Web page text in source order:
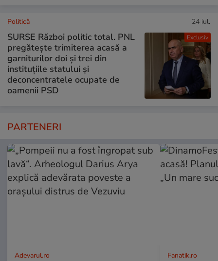
Exclusiv
Politică 24 iul.
SURSE Război politic total. PNL
pregătește trimiterea acasă a
garniturilor doi și trei din
instituțiile statului și
deconcentratele ocupate de
oamenii PSD
PARTENERI
Adevarul.ro Fanatik.ro